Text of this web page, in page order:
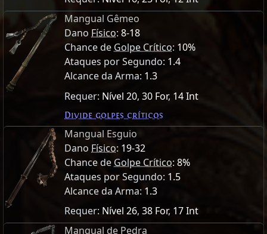
Mangual Gêmeo
Dano Físico: 8-18
Chance de Golpe Crítico: 10%
Ataques por Segundo: 1.4
Alcance da Arma: 1.3
Requer: Nível 20, 30 For, 14 Int
Divide golpes críticos
Mangual Esguio
Dano Físico: 19-32
Chance de Golpe Crítico: 8%
Ataques por Segundo: 1.5
Alcance da Arma: 1.3
Requer: Nível 26, 38 For, 17 Int
Mangual de Pedra